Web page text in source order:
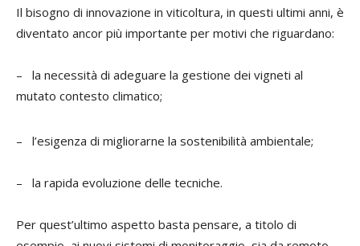
Il bisogno di innovazione in viticoltura, in questi ultimi anni, è
diventato ancor più importante per motivi che riguardano:
– la necessità di adeguare la gestione dei vigneti al
mutato contesto climatico;
– l’esigenza di migliorarne la sostenibilità ambientale;
– la rapida evoluzione delle tecniche.
Per quest’ultimo aspetto basta pensare, a titolo di